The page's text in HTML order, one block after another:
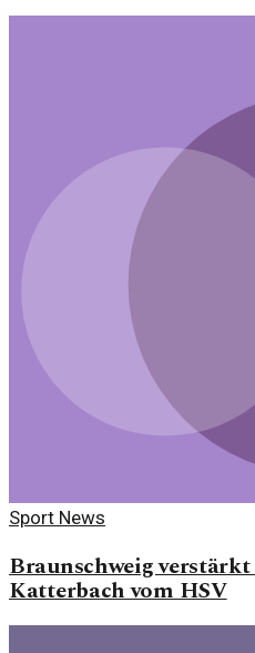
Sport News
Braunschweig
Katterbach vom HSV